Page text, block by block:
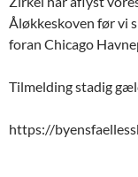
Åløkkeskoven før vi
foran Chicago
Tilmelding stadig
https://